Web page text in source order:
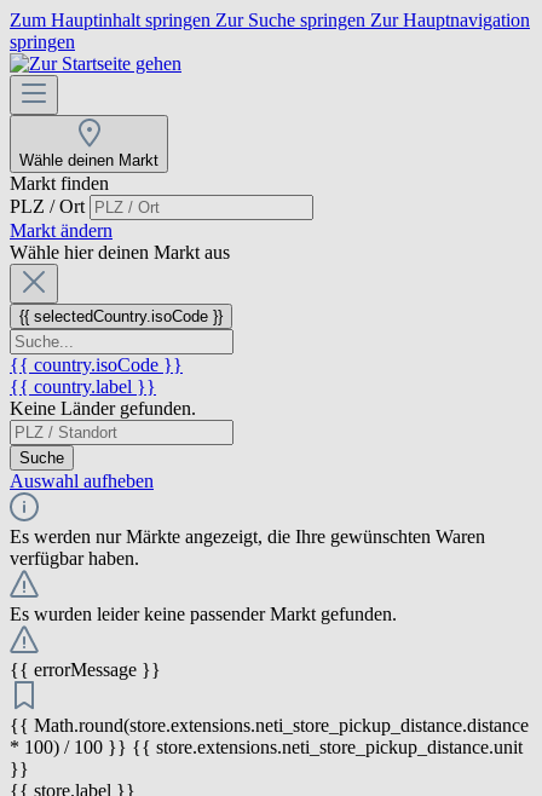
Zum Hauptinhalt springen Zur Suche springen Zur Hauptnavigation
springen
Wähle deinen Markt
Markt finden
PLZ / Ort
Markt ändern
Wähle hier deinen Markt aus
{{ selectedCountry.isoCode }}
{{ country.isoCode }}
{{ country.label }}
Keine Länder gefunden.
Suche
Auswahl aufheben
Es werden nur Märkte angezeigt, die Ihre gewünschten Waren
verfügbar haben.
Es wurden leider keine passender Markt gefunden.
{{ errorMessage }}
{{ Math.round(store.extensions.neti_store_pickup_distance.distance
* 100) / 100 }} {{ store.extensions.neti_store_pickup_distance.unit
}}
{{ store.label }}